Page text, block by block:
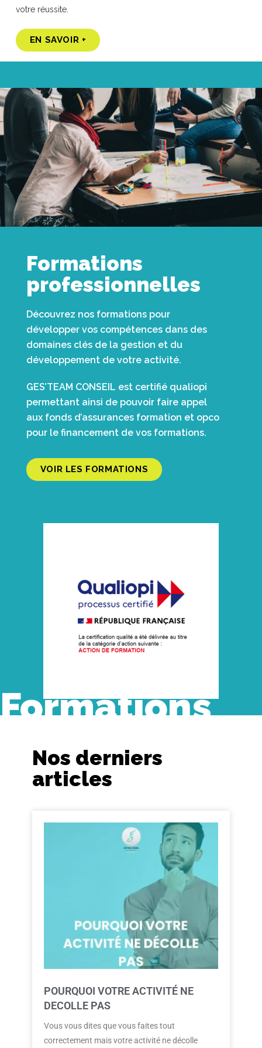
votre réussite.
EN SAVOIR +
Formations
professionnelles
Découvrez nos formations pour
développer vos compétences dans des
domaines clés de la gestion et du
développement de votre activité.
GES’TEAM CONSEIL est certifié qualiopi
permettant ainsi de pouvoir faire appel
aux fonds d’assurances formation et opco
pour le financement de vos formations.
VOIR LES FORMATIONS
Formations
Nos derniers
articles
POURQUOI VOTRE ACTIVITÉ NE
DECOLLE PAS
Vous vous dites que vous faites tout
correctement mais votre activité ne décolle